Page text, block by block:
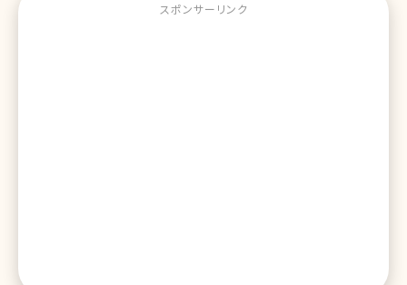
スポンサーリンク